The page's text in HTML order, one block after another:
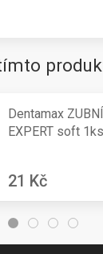
Dentamax
EXPERT soft 1ks
21 Kč